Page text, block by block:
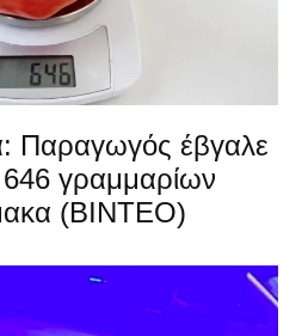
Παραγωγός έβγαλε
646 γραμμαρίων
(ΒΙΝΤΕΟ)